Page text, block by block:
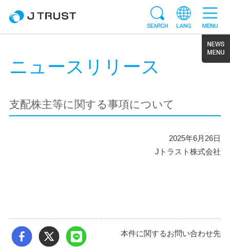
ニュースリリース
支配株主等に関する事項について
2025年6月26日
Jトラスト株式会社
本件に関するお問い合わせ先